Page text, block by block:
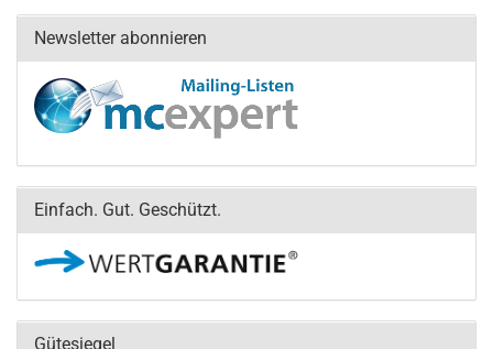
Newsletter abonnieren
Einfach. Gut. Geschützt.
Gütesiegel